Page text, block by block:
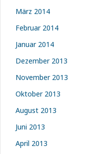
März 2014
Februar 2014
Januar 2014
Dezember 2013
November 2013
Oktober 2013
August 2013
Juni 2013
April 2013